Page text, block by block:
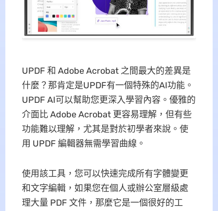
UPDF 和 Adob​​e Acrobat 之間最大的差異是
什麼？那肯定是UPDF有一個特殊的AI功能。
UPDF AI可以幫助您更深入學習內容。優雅的
介面比 Adob​​e Acrobat 更容易理解，但有些
功能難以理解，尤其是對於初學者來說。使
用 UPDF 編輯器無需學習曲線。
使用該工具，您可以快速完成所有字體變更
和文字編輯，如果您在個人或辦公室層級處
理大量 PDF 文件，那麼它是一個很好的工